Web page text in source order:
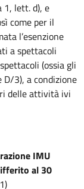
1, lett. d), e
come per il
l’esenzione
a spettacoli
(ossia gli
3), a condizione
delle attività ivi
IMU
al 30